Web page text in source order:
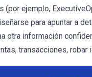
(por ejemplo,
para apuntar a
otra información
transacciones,